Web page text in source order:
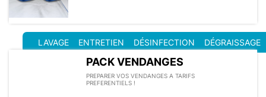
LAVAGE ENTRETIEN DÉSINFECTION DÉGRAISSAGE
PACK VENDANGES
PREPARER VOS VENDANGES A TARIFS
PREFERENTIELS !